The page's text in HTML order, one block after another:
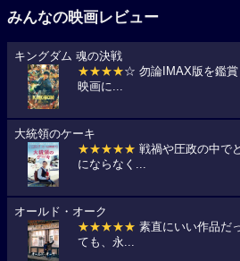
みんなの映画レビュー
キングダム 魂の決戦
★★★★☆ 勿論IMAX版を鑑賞
映画に...
大統領のケーキ
★★★★★ 戦禍や圧政の中で
にならなく...
オールド・オーク
★★★★★ 素直にいい作品だ
ても、永...